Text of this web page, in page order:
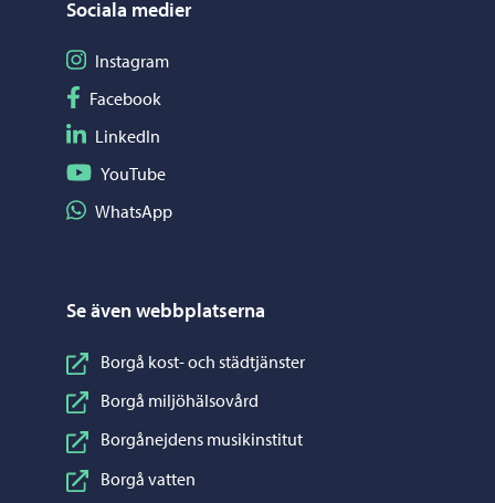
Sociala medier
Följ på Instagram
Instagram
Följ på Facebook
Facebook
Följ på LinkedIn
LinkedIn
Följ på YouTube
YouTube
Dela på WhatsApp
WhatsApp
Se även webbplatserna
Borgå kost- och städtjänster
Borgå miljöhälsovård
Borgånejdens musikinstitut
Borgå vatten